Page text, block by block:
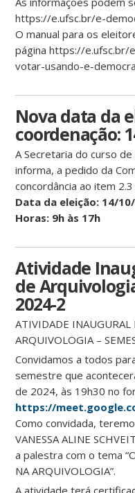
https://e.ufsc.br/e-
O manual para os
página https://e.ufsc.br/
votar-usando-e-
Nova data da
coordenação:
A Secretaria do curso
informa, a pedido da
concordância ao item
Data da eleição: 14/
Horas: 9h às 17h
Atividade
de
2024-2
ATIVIDADE INAUGURAL
ARQUIVOLOGIA –
Convidamos a todos
semestre que
de 2024, às 19h30 no
https://
Como convidada,
VANESSA ALINE
a palestra com o tema
NA ARQUIVOLOGIA”.